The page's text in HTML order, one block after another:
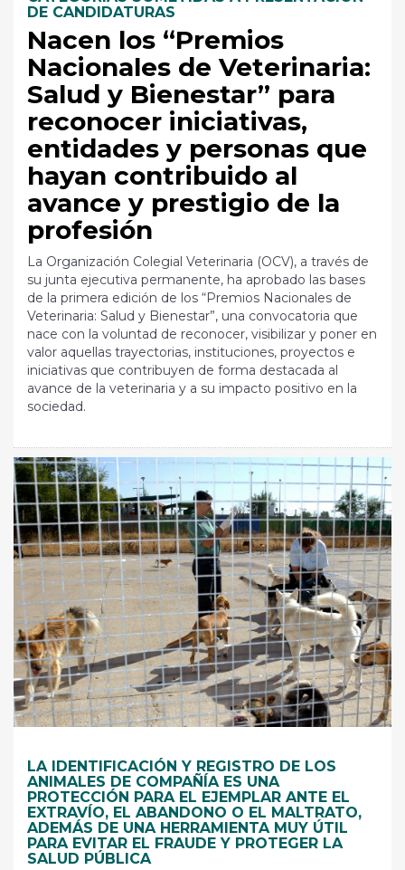
DE CANDIDATURAS
Nacen los “Premios
Nacionales de Veterinaria:
Salud y Bienestar” para
reconocer iniciativas,
entidades y personas que
hayan contribuido al
avance y prestigio de la
profesión
La Organización Colegial Veterinaria (OCV), a través de
su junta ejecutiva permanente, ha aprobado las bases
de la primera edición de los “Premios Nacionales de
Veterinaria: Salud y Bienestar”, una convocatoria que
nace con la voluntad de reconocer, visibilizar y poner en
valor aquellas trayectorias, instituciones, proyectos e
iniciativas que contribuyen de forma destacada al
avance de la veterinaria y a su impacto positivo en la
sociedad.
LA IDENTIFICACIÓN Y REGISTRO DE LOS
ANIMALES DE COMPAÑÍA ES UNA
PROTECCIÓN PARA EL EJEMPLAR ANTE EL
EXTRAVÍO, EL ABANDONO O EL MALTRATO,
ADEMÁS DE UNA HERRAMIENTA MUY ÚTIL
PARA EVITAR EL FRAUDE Y PROTEGER LA
SALUD PÚBLICA